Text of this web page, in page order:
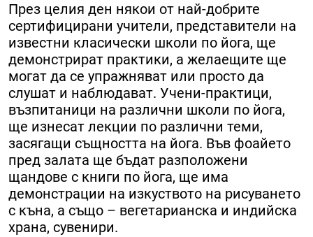
През целия ден някои от най-добрите
сертифицирани учители, представители на
известни класически школи по йога, ще
демонстрират практики, а желаещите ще
могат да се упражняват или просто да
слушат и наблюдават. Учени-практици,
възпитаници на различни школи по йога,
ще изнесат лекции по различни теми,
засягащи същността на йога. Във фоайето
пред залата ще бъдат разположени
щандове с книги по йога, ще има
демонстрации на изкуството на рисуването
с къна, а също – вегетарианска и индийска
храна, сувенири.